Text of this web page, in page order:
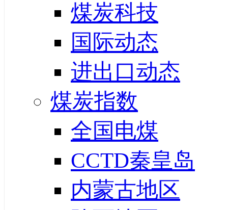
煤炭科技
国际动态
进出口动态
煤炭指数
全国电煤
CCTD秦皇岛
内蒙古地区